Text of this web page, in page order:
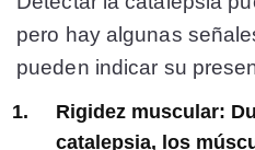
pero hay algunas
pueden indicar su
Rigidez muscular:
catalepsia, los